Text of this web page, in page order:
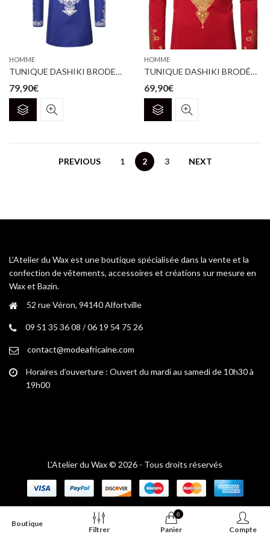
choisies
sur
produit
choisies
sur
la
page
produit
HOMME
TUNIQUE DASHIKI BRODEE BLEUE ROI COL ROND
79,90€
produit
variations.
page
du
produit
HOMME
TUNIQUE DASHIKI BRODÉE ROUGE
69,90€
produit
variations.
page
du
PREVIOUS 1 2 3 NEXT
L’Atelier du Wax est une boutique spécialisée dans la vente et la
confection de vêtements, accessoires et créations sur mesure en
Wax et Bazin.
52 rue Véron, 94140 Alfortville
09 51 35 36 08 / 06 19 54 75 26
contact@modeafricaine.com
Horaires d’ouverture : Ouvert du mardi au samedi de 10h30 à
19h00
L’Atelier du Wax © 2026 - Tous droits réservés
Boutique
Filtrer
0
Panier Compte